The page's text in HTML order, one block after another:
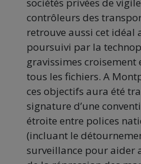
sociétés privées de
contrôleurs des
retrouve aussi cet idéal
poursuivi par la
gravissimes croisement
tous les fichiers. A
ces objectifs aura été
signature d’une
étroite entre polices
(incluant le
surveillance pour aider